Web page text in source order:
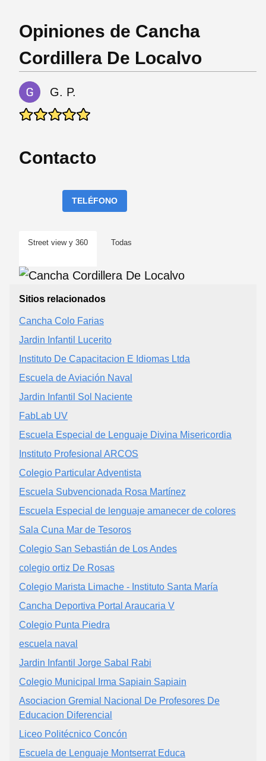
Opiniones de Cancha
Cordillera De Localvo
G. P.
Contacto
TELÉFONO
Street view y 360 Todas
Sitios relacionados
Cancha Colo Farias
Jardin Infantil Lucerito
Instituto De Capacitacion E Idiomas Ltda
Escuela de Aviación Naval
Jardin Infantil Sol Naciente
FabLab UV
Escuela Especial de Lenguaje Divina Misericordia
Instituto Profesional ARCOS
Colegio Particular Adventista
Escuela Subvencionada Rosa Martínez
Escuela Especial de lenguaje amanecer de colores
Sala Cuna Mar de Tesoros
Colegio San Sebastián de Los Andes
colegio ortiz De Rosas
Colegio Marista Limache - Instituto Santa María
Cancha Deportiva Portal Araucaria V
Colegio Punta Piedra
escuela naval
Jardin Infantil Jorge Sabal Rabi
Colegio Municipal Irma Sapiain Sapiain
Asociacion Gremial Nacional De Profesores De
Educacion Diferencial
Liceo Politécnico Concón
Escuela de Lenguaje Montserrat Educa